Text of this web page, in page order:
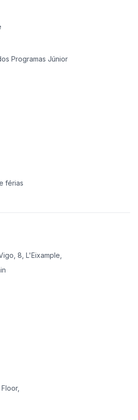
Programas Júnior
férias
8, L'Eixample,